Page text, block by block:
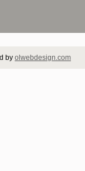
by olwebdesign.com